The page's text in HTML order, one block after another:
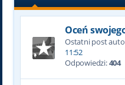
Oceń
Ostatni post
11:52
Odpowiedzi:404